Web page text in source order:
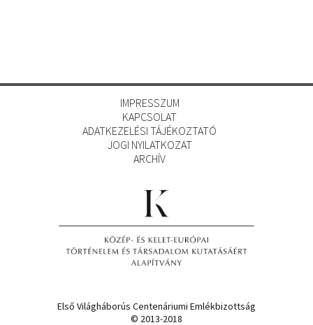
IMPRESSZUM
KAPCSOLAT
ADATKEZELÉSI TÁJÉKOZTATÓ
JOGI NYILATKOZAT
ARCHÍV
Első Világháborús Centenáriumi Emlékbizottság
© 2013-2018